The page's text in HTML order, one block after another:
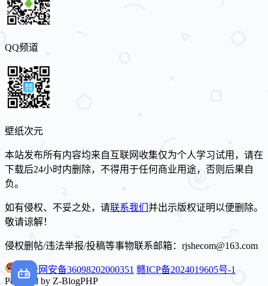
QQ频道
壁纸次元
本站发布所有内容均来自互联网收集仅为个人学习试用，请在
下载后24小时内删除，不得用于任何商业用途，否则后果自
负。
如有侵权、不妥之处，请联系我们 并出示版权证明以便删除。
敬请谅解！
侵权删帖/违法举报/投稿等事物联系邮箱：rjshecom@163.com
赣公网安备36098202000351 赣ICP备2024019605号-1
Powered by Z-BlogPHP